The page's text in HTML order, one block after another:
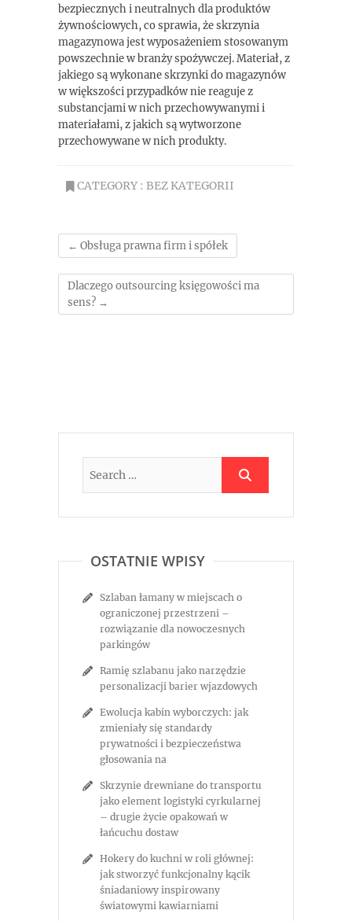
bezpiecznych i neutralnych dla produktów
żywnościowych, co sprawia, że skrzynia
magazynowa jest wyposażeniem stosowanym
powszechnie w branży spożywczej. Materiał, z
jakiego są wykonane skrzynki do magazynów
w większości przypadków nie reaguje z
substancjami w nich przechowywanymi i
materiałami, z jakich są wytworzone
przechowywane w nich produkty.
CATEGORY : BEZ KATEGORII
← Obsługa prawna firm i spółek
Dlaczego outsourcing księgowości ma
sens? →
OSTATNIE WPISY
Szlaban łamany w miejscach o
ograniczonej przestrzeni –
rozwiązanie dla nowoczesnych
parkingów
Ramię szlabanu jako narzędzie
personalizacji barier wjazdowych
Ewolucja kabin wyborczych: jak
zmieniały się standardy
prywatności i bezpieczeństwa
głosowania na
Skrzynie drewniane do transportu
jako element logistyki cyrkularnej
– drugie życie opakowań w
łańcuchu dostaw
Hokery do kuchni w roli głównej:
jak stworzyć funkcjonalny kącik
śniadaniowy inspirowany
światowymi kawiarniami